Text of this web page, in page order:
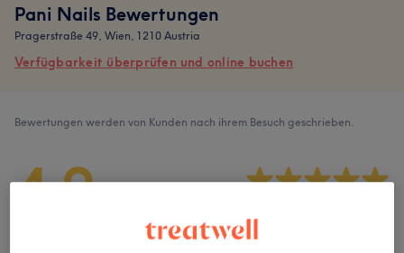
Pani Nails Bewertungen
Pragerstraße 49, Wien, 1210 Austria
Verfügbarkeit überprüfen und online buchen
Bewertungen werden von Kunden nach ihrem Besuch geschrieben.
4,9